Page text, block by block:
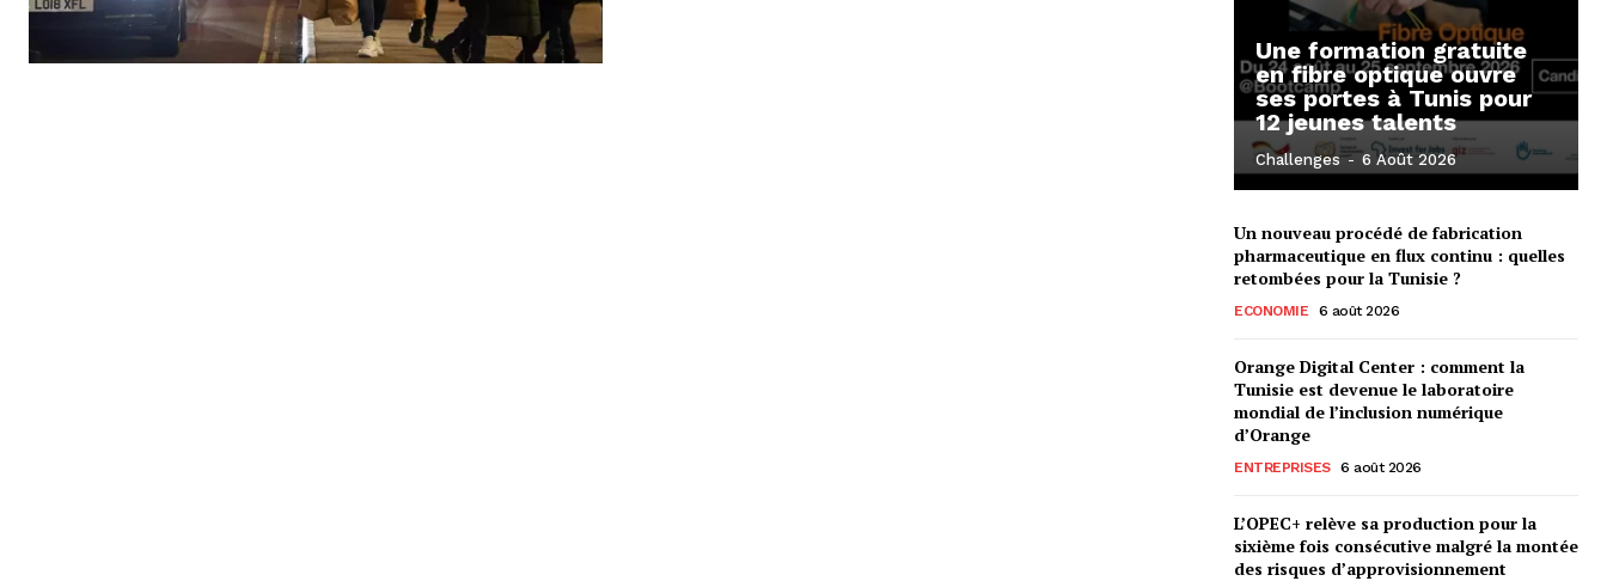
Une formation gratuite
en fibre optique ouvre
ses portes à Tunis pour
12 jeunes talents
Challenges - 6 Août 2026
Un nouveau procédé de fabrication
pharmaceutique en flux continu : quelles
retombées pour la Tunisie ?
ECONOMIE 6 août 2026
Orange Digital Center : comment la
Tunisie est devenue le laboratoire
mondial de l’inclusion numérique
d’Orange
ENTREPRISES 6 août 2026
L’OPEC+ relève sa production pour la
sixième fois consécutive malgré la montée
des risques d’approvisionnement